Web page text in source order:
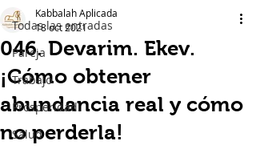
Todas las entradas
Pareja
Trabajo
Prosperidad
Salud
046. Devarim. Ekev.
¡Cómo obtener
abundancia real y cómo
no perderla!
Kabbalah Aplicada
18 oct 2021